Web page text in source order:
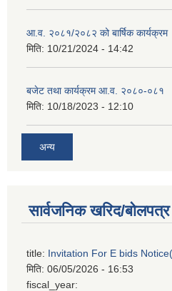
आ.व. २०८१/२०८२ को बार्षिक कार्यक्रम
मिति: 10/21/2024 - 14:42
बजेट तथा कार्यक्रम आ.व. २०८०-०८१
मिति: 10/18/2023 - 12:10
अन्य
सार्वजनिक खरिद/
title: Invitation For E bids
मिति: 06/05/2026 - 16:53
fiscal_year: